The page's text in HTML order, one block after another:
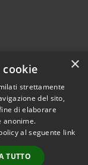
© 2026 • Town of •
byMunicipium
access
×
strettamente
del sito,
di elaborare
anonime.
al seguente link
TUTTO